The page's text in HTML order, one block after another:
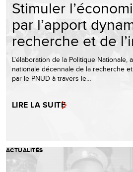
Stimuler
par l’apport
recherche et de
L'élaboration de la Politique Nationale,
nationale décennale de la recherche
par le PNUD à travers le…
LIRE LA SUITE
ACTUALITÉS